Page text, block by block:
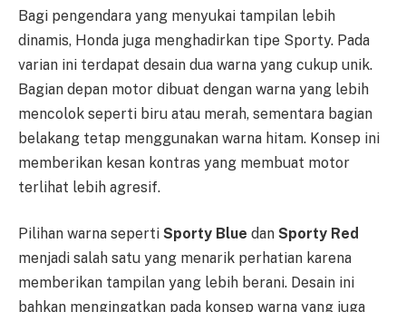
Bagi pengendara yang menyukai tampilan lebih
dinamis, Honda juga menghadirkan tipe Sporty. Pada
varian ini terdapat desain dua warna yang cukup unik.
Bagian depan motor dibuat dengan warna yang lebih
mencolok seperti biru atau merah, sementara bagian
belakang tetap menggunakan warna hitam. Konsep ini
memberikan kesan kontras yang membuat motor
terlihat lebih agresif.
Pilihan warna seperti Sporty Blue dan Sporty Red
menjadi salah satu yang menarik perhatian karena
memberikan tampilan yang lebih berani. Desain ini
bahkan mengingatkan pada konsep warna yang juga